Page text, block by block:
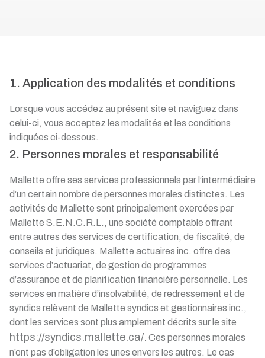
1. Application des modalités et conditions
Lorsque vous accédez au présent site et naviguez dans
celui-ci, vous acceptez les modalités et les conditions
indiquées ci-dessous.
2. Personnes morales et responsabilité
Mallette offre ses services professionnels par l’intermédiaire
d’un certain nombre de personnes morales distinctes. Les
activités de Mallette sont principalement exercées par
Mallette S.E.N.C.R.L., une société comptable offrant
entre autres des services de certification, de fiscalité, de
conseils et juridiques. Mallette actuaires inc. offre des
services d’actuariat, de gestion de programmes
d’assurance et de planification financière personnelle. Les
services en matière d’insolvabilité, de redressement et de
syndics relèvent de Mallette syndics et gestionnaires inc.,
dont les services sont plus amplement décrits sur le site
https://syndics.mallette.ca/. Ces personnes morales
n’ont pas d’obligation les unes envers les autres. Le cas